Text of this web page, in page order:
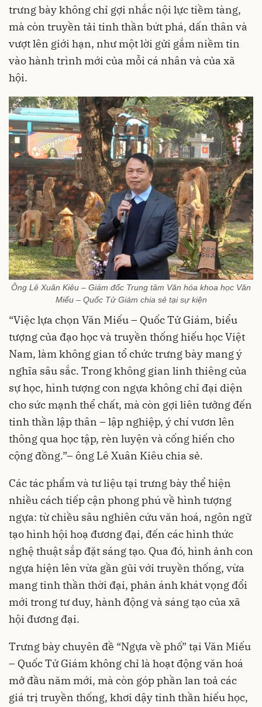
trưng bày không chỉ gợi nhắc nội lực tiềm tàng,
mà còn truyền tải tinh thần bứt phá, dấn thân và
vượt lên giới hạn, như một lời gửi gắm niềm tin
vào hành trình mới của mỗi cá nhân và của xã
hội.
Ông Lê Xuân Kiêu – Giám đốc Trung tâm Văn hóa khoa học Văn
Miếu – Quốc Tử Giám chia sẻ tại sự kiện
“Việc lựa chọn Văn Miếu – Quốc Tử Giám, biểu
tượng của đạo học và truyền thống hiếu học Việt
Nam, làm không gian tổ chức trưng bày mang ý
nghĩa sâu sắc. Trong không gian linh thiêng của
sự học, hình tượng con ngựa không chỉ đại diện
cho sức mạnh thể chất, mà còn gợi liên tưởng đến
tinh thần lập thân – lập nghiệp, ý chí vươn lên
thông qua học tập, rèn luyện và cống hiến cho
cộng đồng.”– ông Lê Xuân Kiêu chia sẻ.
Các tác phẩm và tư liệu tại trưng bày thể hiện
nhiều cách tiếp cận phong phú về hình tượng
ngựa: từ chiều sâu nghiên cứu văn hoá, ngôn ngữ
tạo hình hội hoạ đương đại, đến các hình thức
nghệ thuật sắp đặt sáng tạo. Qua đó, hình ảnh con
ngựa hiện lên vừa gần gũi với truyền thống, vừa
mang tinh thần thời đại, phản ánh khát vọng đổi
mới trong tư duy, hành động và sáng tạo của xã
hội đương đại.
Trưng bày chuyên đề “Ngựa về phố” tại Văn Miếu
– Quốc Tử Giám không chỉ là hoạt động văn hoá
mở đầu năm mới, mà còn góp phần lan toả các
giá trị truyền thống, khơi dậy tinh thần hiếu học,